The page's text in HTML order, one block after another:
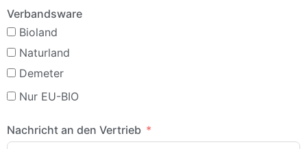
Verbandsware
Bioland
Naturland
Demeter
Nur EU-BIO
Nachricht an den Vertrieb